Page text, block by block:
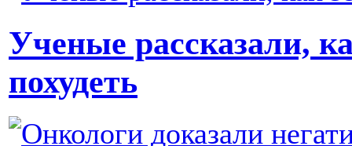
Ученые рассказали,
похудеть